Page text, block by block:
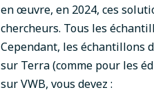
en œuvre, en 2024, ces
chercheurs. Tous les
Cependant, les échantillons
sur Terra (comme pour les
sur VWB, vous devez :